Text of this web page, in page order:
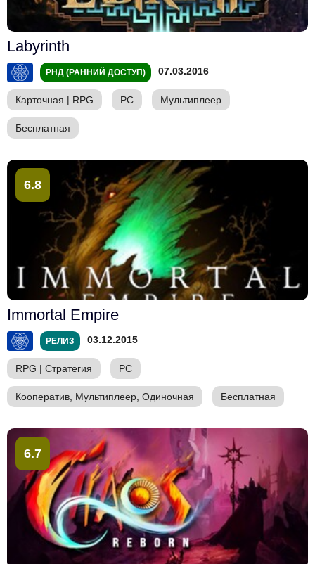
Labyrinth
РНД (РАННИЙ ДОСТУП) 07.03.2016
Карточная | RPG PC Мультиплеер
Бесплатная
6.8
Immortal Empire
РЕЛИЗ 03.12.2015
RPG | Стратегия PC
Кооператив, Мультиплеер, Одиночная Бесплатная
6.7